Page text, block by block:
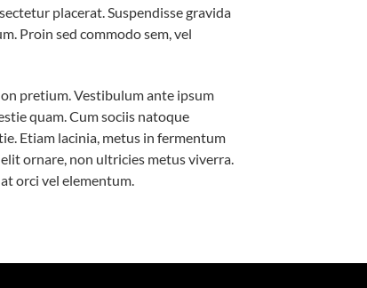
placerat. Suspendisse gravida
Proin sed commodo sem, vel
pretium. Vestibulum ante ipsum
quam. Cum sociis natoque
Etiam lacinia, metus in fermentum
ornare, non ultricies metus viverra.
orci vel elementum.